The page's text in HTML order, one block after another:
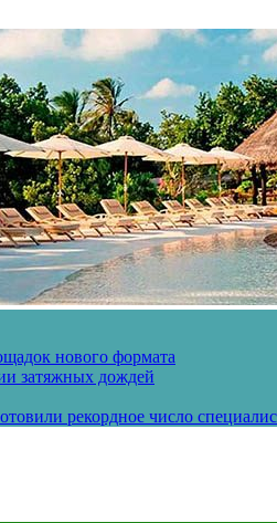
нового формата
затяжных дождей
рекордное число